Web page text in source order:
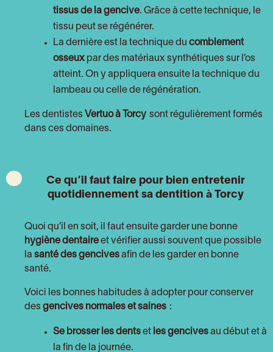
tissus de la gencive. Grâce à cette technique, le
tissu peut se régénérer.
La dernière est la technique du comblement
osseux par des matériaux synthétiques sur l’os
atteint. On y appliquera ensuite la technique du
lambeau ou celle de régénération.
Les dentistes Vertuo à Torcy sont régulièrement formés
dans ces domaines.
Ce qu’il faut faire pour bien entretenir
quotidiennement sa dentition à Torcy
Quoi qu’il en soit, il faut ensuite garder une bonne
hygiène dentaire et vérifier aussi souvent que possible
la santé des gencives afin de les garder en bonne
santé.
Voici les bonnes habitudes à adopter pour conserver
des gencives normales et saines :
Se brosser les dents et les gencives au début et à
la fin de la journée.